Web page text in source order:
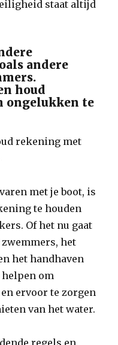
staat altijd
andere
houd
ongelukken te
rekening met
met je boot, is
te houden
Of het nu gaat
zwemmers, het
het handhaven
helpen om
ervoor te zorgen
van het water.
regels en